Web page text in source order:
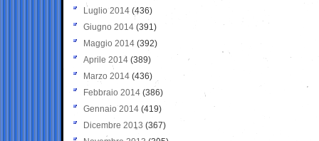
Luglio 2014 (436)
Giugno 2014 (391)
Maggio 2014 (392)
Aprile 2014 (389)
Marzo 2014 (436)
Febbraio 2014 (386)
Gennaio 2014 (419)
Dicembre 2013 (367)